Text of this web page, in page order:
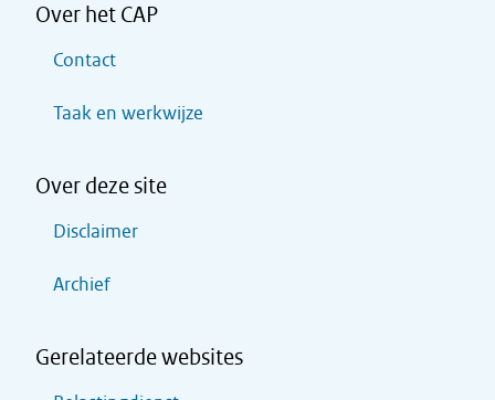
Over het CAP
Contact
Taak en werkwijze
Over deze site
Disclaimer
Archief
Gerelateerde websites